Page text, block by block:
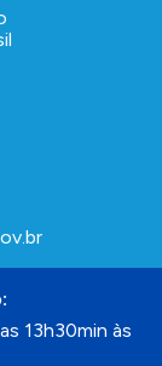
13h30min às